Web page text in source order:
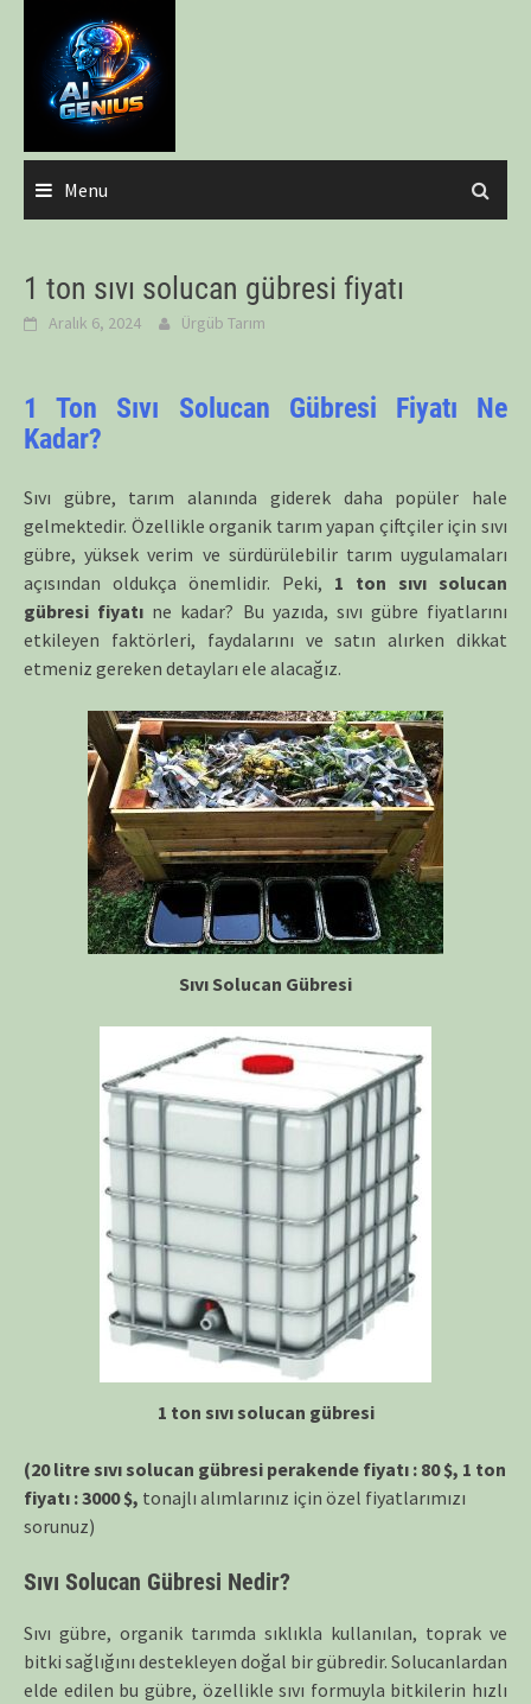
content
Menu
1 ton sıvı solucan gübresi fiyatı
Aralık 6, 2024 Ürgüb Tarım
1 Ton Sıvı Solucan Gübresi Fiyatı Ne
Kadar?
Sıvı gübre, tarım alanında giderek daha popüler hale
gelmektedir. Özellikle organik tarım yapan çiftçiler için sıvı
gübre, yüksek verim ve sürdürülebilir tarım uygulamaları
açısından oldukça önemlidir. Peki, 1 ton sıvı solucan
gübresi fiyatı ne kadar? Bu yazıda, sıvı gübre fiyatlarını
etkileyen faktörleri, faydalarını ve satın alırken dikkat
etmeniz gereken detayları ele alacağız.
Sıvı Solucan Gübresi
1 ton sıvı solucan gübresi
(20 litre sıvı solucan gübresi perakende fiyatı : 80 $, 1 ton
fiyatı : 3000 $, tonajlı alımlarınız için özel fiyatlarımızı
sorunuz)
Sıvı Solucan Gübresi Nedir?
Sıvı gübre, organik tarımda sıklıkla kullanılan, toprak ve
bitki sağlığını destekleyen doğal bir gübredir. Solucanlardan
elde edilen bu gübre, özellikle sıvı formuyla bitkilerin hızlı